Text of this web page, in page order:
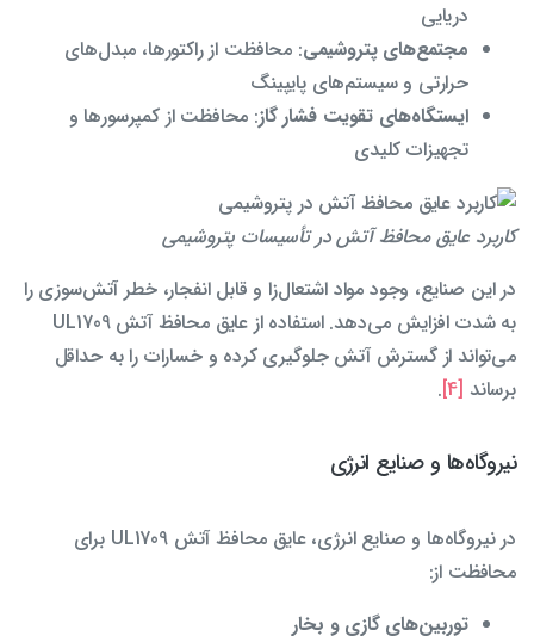
دریایی
مجتمع‌های پتروشیمی: محافظت از راکتورها، مبدل‌های
حرارتی و سیستم‌های پایپینگ
ایستگاه‌های تقویت فشار گاز: محافظت از کمپرسورها و
تجهیزات کلیدی
کاربرد عایق محافظ آتش در تأسیسات پتروشیمی
در این صنایع، وجود مواد اشتعال‌زا و قابل انفجار، خطر آتش‌سوزی را
به شدت افزایش می‌دهد. استفاده از عایق محافظ آتش UL1709
می‌تواند از گسترش آتش جلوگیری کرده و خسارات را به حداقل
برساند [4]
.
نیروگاه‌ها و صنایع انرژی
در نیروگاه‌ها و صنایع انرژی، عایق محافظ آتش UL1709 برای
محافظت از:
توربین‌های گازی و بخار